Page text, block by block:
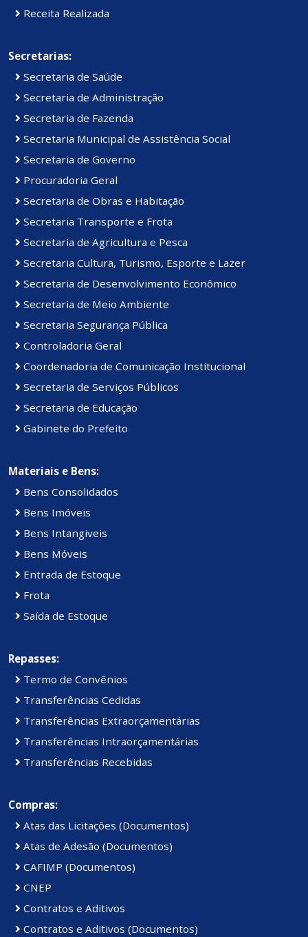
Receita Realizada
Secretarias:
Secretaria de Saúde
Secretaria de Administração
Secretaria de Fazenda
Secretaria Municipal de Assistência Social
Secretaria de Governo
Procuradoria Geral
Secretaria de Obras e Habitação
Secretaria Transporte e Frota
Secretaria de Agricultura e Pesca
Secretaria Cultura, Turismo, Esporte e Lazer
Secretaria de Desenvolvimento Econômico
Secretaria de Meio Ambiente
Secretaria Segurança Pública
Controladoria Geral
Coordenadoria de Comunicação Institucional
Secretaria de Serviços Públicos
Secretaria de Educação
Gabinete do Prefeito
Materiais e Bens:
Bens Consolidados
Bens Imóveis
Bens Intangiveis
Bens Móveis
Entrada de Estoque
Frota
Saída de Estoque
Repasses:
Termo de Convênios
Transferências Cedidas
Transferências Extraorçamentárias
Transferências Intraorçamentárias
Transferências Recebidas
Compras:
Atas das Licitações (Documentos)
Atas de Adesão (Documentos)
CAFIMP (Documentos)
CNEP
Contratos e Aditivos
Contratos e Aditivos (Documentos)